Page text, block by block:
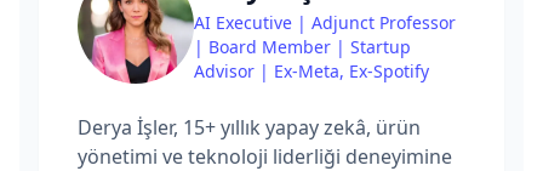
AI Executive | Adjunct Professor
| Board Member | Startup
Advisor | Ex-Meta, Ex-Spotify
Derya İşler, 15+ yıllık yapay zekâ, ürün
yönetimi ve teknoloji liderliği deneyimine